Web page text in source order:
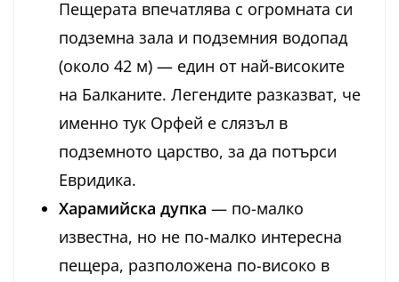
Пещерата впечатлява с огромната си
подземна зала и подземния водопад
(около 42 м) — един от най-високите
на Балканите. Легендите разказват, че
именно тук Орфей е слязъл в
подземното царство, за да потърси
Евридика.
Харамийска дупка — по-малко
известна, но не по-малко интересна
пещера, разположена по-високо в